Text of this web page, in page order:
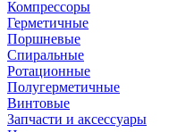
Компрессоры
Герметичные
Поршневые
Спиральные
Ротационные
Полугерметичные
Винтовые
Запчасти и аксессуары